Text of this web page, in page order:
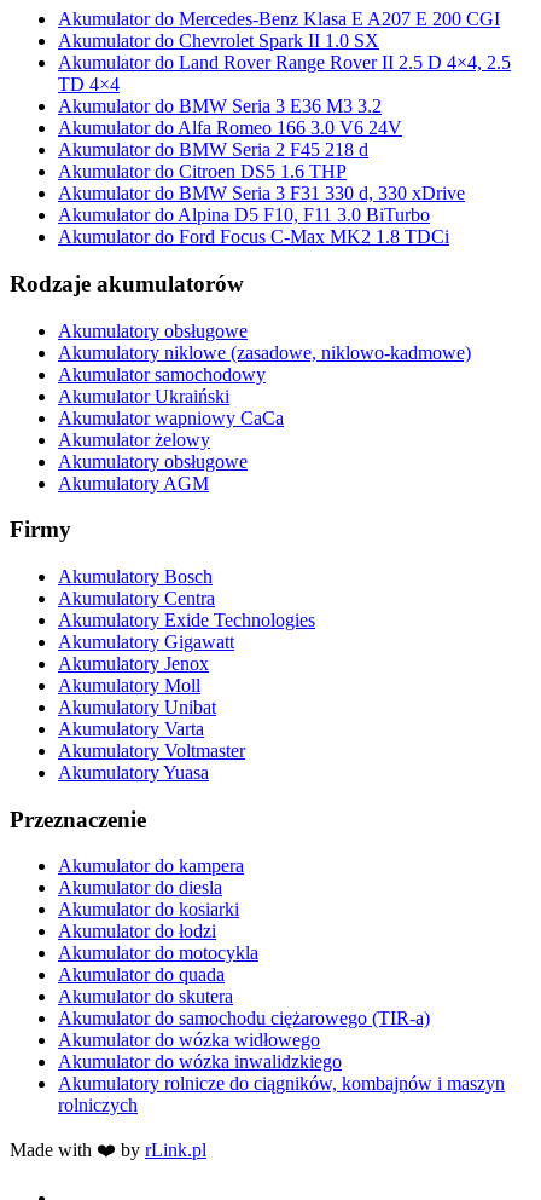
Akumulator do Mercedes-Benz Klasa E A207 E 200 CGI
Akumulator do Chevrolet Spark II 1.0 SX
Akumulator do Land Rover Range Rover II 2.5 D 4×4, 2.5
TD 4×4
Akumulator do BMW Seria 3 E36 M3 3.2
Akumulator do Alfa Romeo 166 3.0 V6 24V
Akumulator do BMW Seria 2 F45 218 d
Akumulator do Citroen DS5 1.6 THP
Akumulator do BMW Seria 3 F31 330 d, 330 xDrive
Akumulator do Alpina D5 F10, F11 3.0 BiTurbo
Akumulator do Ford Focus C-Max MK2 1.8 TDCi
Rodzaje akumulatorów
Akumulatory obsługowe
Akumulatory niklowe (zasadowe, niklowo-kadmowe)
Akumulator samochodowy
Akumulator Ukraiński
Akumulator wapniowy CaCa
Akumulator żelowy
Akumulatory obsługowe
Akumulatory AGM
Firmy
Akumulatory Bosch
Akumulatory Centra
Akumulatory Exide Technologies
Akumulatory Gigawatt
Akumulatory Jenox
Akumulatory Moll
Akumulatory Unibat
Akumulatory Varta
Akumulatory Voltmaster
Akumulatory Yuasa
Przeznaczenie
Akumulator do kampera
Akumulator do diesla
Akumulator do kosiarki
Akumulator do łodzi
Akumulator do motocykla
Akumulator do quada
Akumulator do skutera
Akumulator do samochodu ciężarowego (TIR-a)
Akumulator do wózka widłowego
Akumulator do wózka inwalidzkiego
Akumulatory rolnicze do ciągników, kombajnów i maszyn
rolniczych
Made with ❤️ by rLink.pl